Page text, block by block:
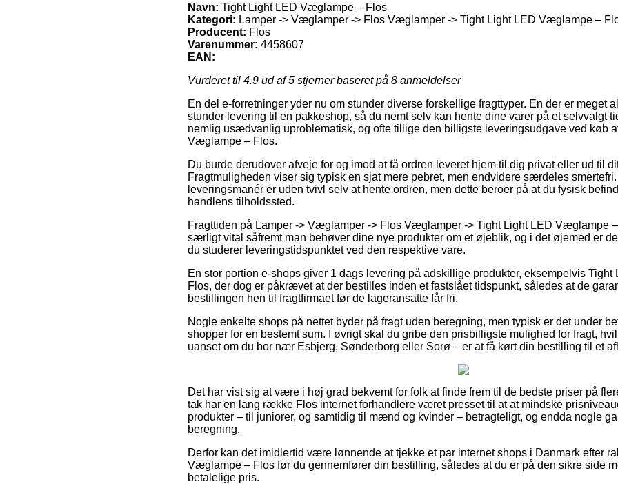
Navn: Tight Light LED Væglampe – Flos
Kategori: Lamper -> Væglamper -> Flos Væglamper -> Tight Light LED Væglampe –
Producent: Flos
Varenummer: 4458607
EAN:
Vurderet til 4.9 ud af 5 stjerner baseret på 8 anmeldelser
En del e-forretninger yder nu om stunder diverse forskellige fragttyper. En der er meget
stunder levering til en pakkeshop, så du nemt selv kan hente dine varer på et selvvalgt
nemlig usædvanlig uproblematisk, og ofte tillige den billigste leveringsudgave ved køb
Væglampe – Flos.
Du burde derudover afveje for og imod at få ordren leveret hjem til dig privat eller ud til
Fragtmuligheden viser sig typisk en sjat mere pebret, men endvidere særdeles
leveringsmanér er uden tvivl selv at hente ordren, men dette beroer på at du fysisk
handlens tilholdssted.
Fragttiden på Lamper -> Væglamper -> Flos Væglamper -> Tight Light LED Væglampe
særligt vital såfremt man behøver dine nye produkter om et øjeblik, og i det øjemed er
du studerer leveringstidspunktet ved den respektive vare.
En stor portion e-shops giver 1 dags levering på adskillige produkter, eksempelvis
Flos, der dog er påkrævet at der bestilles inden et fastslået tidspunkt, således at de
bestillingen hen til fragtfirmaet før de lageransatte får fri.
Nogle enkelte shops på nettet byder på fragt uden beregning, men typisk er det under
shopper for en bestemt sum. I øvrigt skal du gribe den prisbilligste mulighed for fragt,
uanset om du bor nær Esbjerg, Sønderborg eller Sorø – er at få kørt din bestilling til et
Det har vist sig at være i høj grad bekvemt for folk at finde frem til de bedste priser på
tak har en lang række Flos internet forhandlere været presset til at at mindske
produkter – til juniorer, og samtidig til mænd og kvinder – betragteligt, og endda nogle
beregning.
Derfor kan det imidlertid være lønnende at tjekke et par internet shops i Danmark efter
Væglampe – Flos før du gennemfører din bestilling, således at du er på den sikre side
betalelige pris.